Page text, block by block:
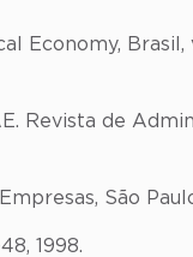
Economy, Brasil,
Revista de
São
1998.